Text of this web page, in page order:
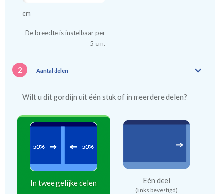
cm
De breedte is instelbaar per
5 cm.
2 Aantal delen
Wilt u dit gordijn uit één stuk of in meerdere delen?
In twee gelijke delen Eén deel
(links bevestigd)